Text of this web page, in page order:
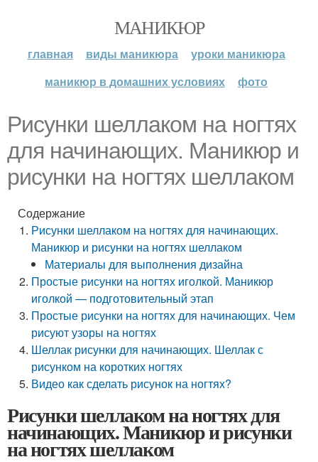
МАНИКЮР
главная виды маникюра
уроки маникюра
маникюр в домашних условиях
фото
Рисунки шеллаком на ногтях
для начинающих. Маникюр и
рисунки на ногтях шеллаком
Содержание
Рисунки шеллаком на ногтях для начинающих.
Маникюр и рисунки на ногтях шеллаком
Материалы для выполнения дизайна
Простые рисунки на ногтях иголкой. Маникюр
иголкой — подготовительный этап
Простые рисунки на ногтях для начинающих. Чем
рисуют узоры на ногтях
Шеллак рисунки для начинающих. Шеллак с
рисунком на коротких ногтях
Видео как сделать рисунок на ногтях?
Рисунки шеллаком на ногтях для
начинающих. Маникюр и рисунки
на ногтях шеллаком